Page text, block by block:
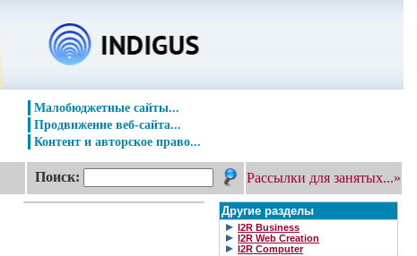
Малобюджетные сайты...
Продвижение веб-сайта...
Контент и авторское право...
Поиск: Рассылки для занятых...»
Другие разделы
I2R Business
I2R Web Creation
I2R Computer